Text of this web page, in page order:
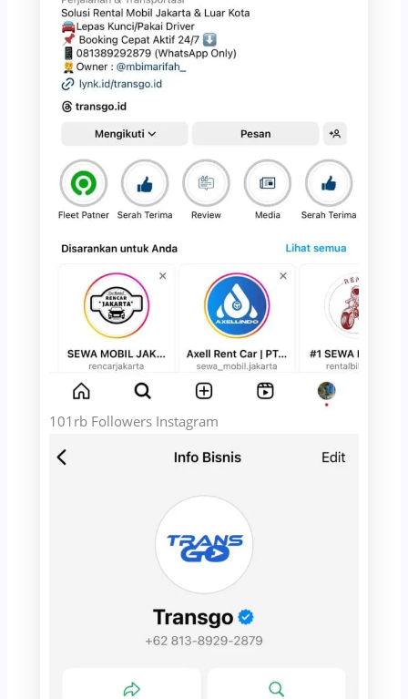
101rb Followers Instagram